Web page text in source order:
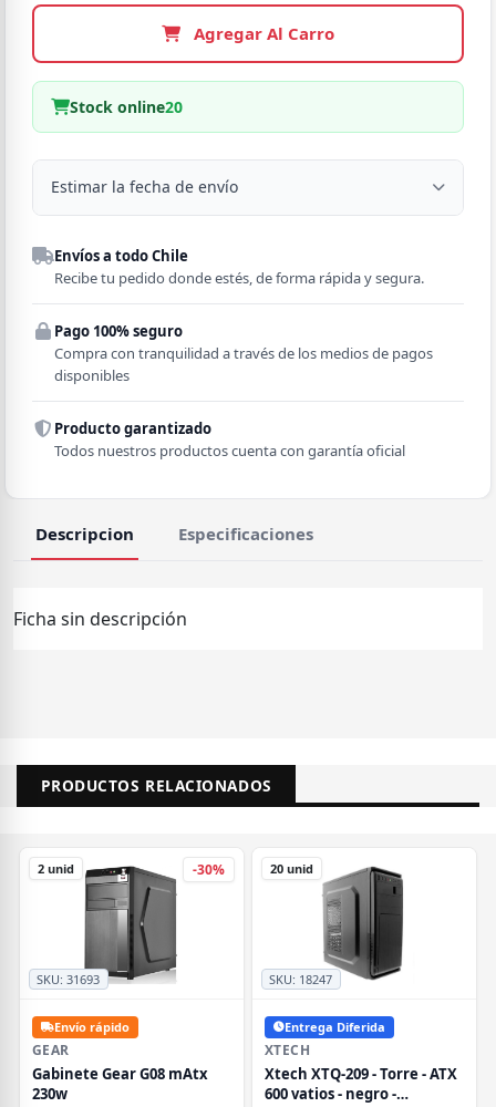
Agregar Al Carro
Stock online20
Estimar la fecha de envío
Despacho a domicilio
Región
Comuna
Envíos a todo Chile
Recibe tu pedido donde estés, de forma rápida y segura.
Pago 100% seguro
Compra con tranquilidad a través de los medios de pagos
disponibles
Producto garantizado
Todos nuestros productos cuenta con garantía oficial
Descripcion Especificaciones
Ficha sin descripción
PRODUCTOS RELACIONADOS
-30%
SKU:31693
2 unid
Envío rápido
GEAR
Gabinete Gear G08 mAtx
230w
SKU: 18247
20 unid
Entrega Diferida
XTECH
Xtech XTQ-209 - Torre - ATX
600 vatios - negro -